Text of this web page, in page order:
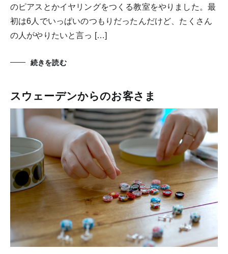
のピアスとかイヤリングをつくる教室をやりました。最
初は6人でいっぱいのつもりだったんだけど、たくさん
の人がやりたいと言っ […]
続きを読む
スウェーデンからのお客さま